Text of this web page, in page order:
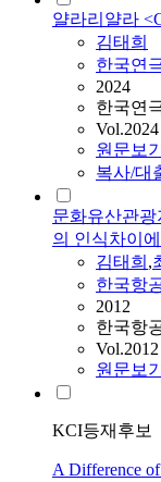
얄라리얄라
김태희
한국연
2024
한국연
원문보기
복사/대
문화유산관
의 인식차이
김태희 ,
한국항
2012
한국항
원문보기
KCI등재후보
A Difference of